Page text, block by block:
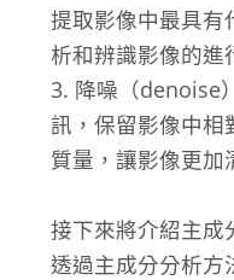
提取影像中最具有
析和辨識影像的進
3. 降噪（denoise
訊，保留影像中相
質量，讓影像更加
接下來將介紹主成
透過主成分分析方